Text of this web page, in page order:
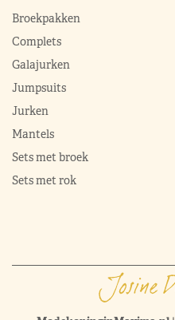
Broekpakken
Complets
Galajurken
Jumpsuits
Jurken
Mantels
Sets met broek
Sets met rok